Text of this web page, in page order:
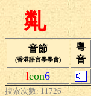
亃
音節
(香港語言學學會)
粵
音
leon6
搜索次數: 11726